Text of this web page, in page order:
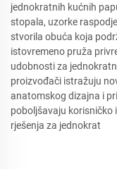
jednokratnih kućnih
stopala, uzorke
stvorila obuća koja
istovremeno pruža
udobnosti za
proizvođači istražuju
anatomskog dizajna i
poboljšavaju
rješenja za jednokrat